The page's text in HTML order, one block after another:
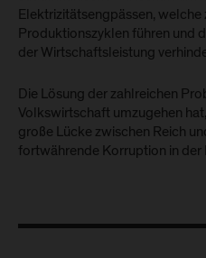
Elektrizitätsengpässen, welche
Produktionszyklen führen und
der Wirtschaftsleistung
Die Lösung der zahlreichen
Volkswirtschaft umzugehen
große Lücke zwischen Reich
fortwährende Korruption in der